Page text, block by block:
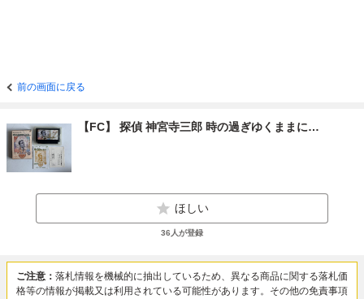
前の画面に戻る
【FC】 探偵 神宮寺三郎 時の過ぎゆくままに…
ほしい
36 人が登録
ご注意： 落札情報を機械的に抽出しているため、異なる商品に関する落札価
格等の情報が掲載又は利用されている可能性があります。その他の免責事項